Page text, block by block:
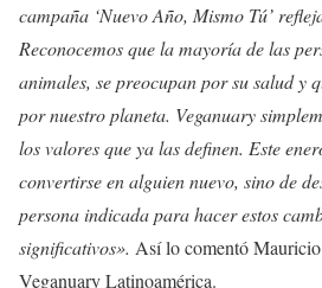
campaña ‘Nuevo Año, Mismo Tú’
Reconocemos que la mayoría de las
animales, se preocupan por su salud y
por nuestro planeta. Veganuary
los valores que ya las definen. Este
convertirse en alguien nuevo, sino de
persona indicada para hacer estos
significativos». Así lo comentó
Veganuary Latinoamérica.